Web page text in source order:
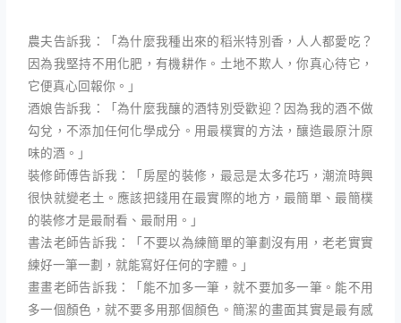
農夫告訴我：「為什麼我種出來的稻米特別香，人人都愛吃？
因為我堅持不用化肥，有機耕作。土地不欺人，你真心待它，
它便真心回報你。」
酒娘告訴我：「為什麼我釀的酒特別受歡迎？因為我的酒不做
勾兌，不添加任何化學成分。用最樸實的方法，釀造最原汁原
味的酒。」
裝修師傅告訴我：「房屋的裝修，最忌是太多花巧，潮流時興
很快就變老土。應該把錢用在最實際的地方，最簡單、最簡樸
的裝修才是最耐看、最耐用。」
書法老師告訴我：「不要以為練簡單的筆劃沒有用，老老實實
練好一筆一劃，就能寫好任何的字體。」
畫畫老師告訴我：「能不加多一筆，就不要加多一筆。能不用
多一個顏色，就不要多用那個顏色。簡潔的畫面其實是最有感